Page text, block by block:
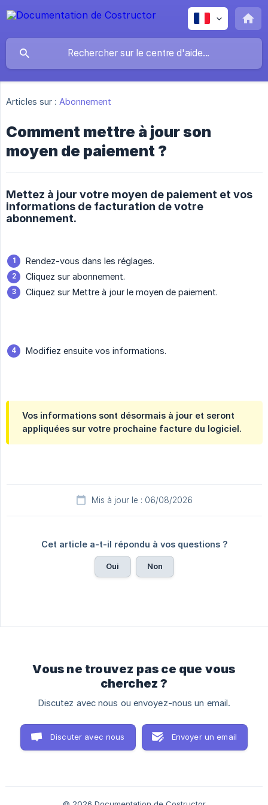
Articles sur : Abonnement
Comment mettre à jour son
moyen de paiement ?
Mettez à jour votre moyen de paiement et vos
informations de facturation de votre
abonnement.
Rendez-vous dans les réglages.
Cliquez sur abonnement.
Cliquez sur Mettre à jour le moyen de paiement.
Modifiez ensuite vos informations.
Vos informations sont désormais à jour et seront
appliquées sur votre prochaine facture du logiciel.
Mis à jour le : 06/08/2026
Cet article a-t-il répondu à vos questions ?
Oui Non
Vous ne trouvez pas ce que vous
cherchez ?
Discutez avec nous ou envoyez-nous un email.
Discuter avec nous Envoyer un email